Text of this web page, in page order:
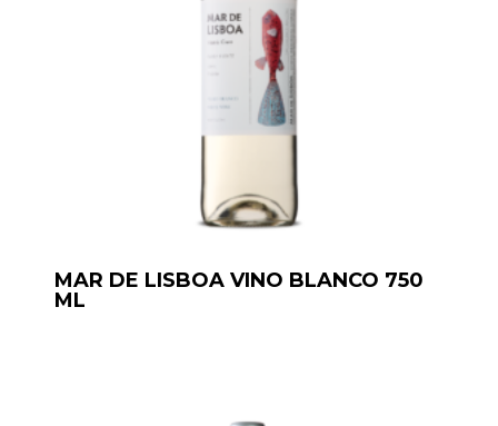
MAR DE LISBOA VINO BLANCO 750
ML